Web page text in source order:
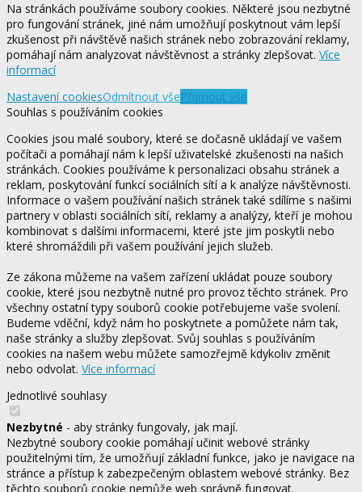
Na stránkách používáme soubory cookies. Některé jsou nezbytné
pro fungování stránek, jiné nám umožňují poskytnout vám lepší
zkušenost při návštěvě našich stránek nebo zobrazování reklamy,
pomáhají nám analyzovat návštěvnost a stránky zlepšovat. Více
informací
Nastavení cookiesOdmítnout všePřijmout vše
Souhlas s používáním cookies
Cookies jsou malé soubory, které se dočasně ukládají ve vašem
počítači a pomáhají nám k lepší uživatelské zkušenosti na našich
stránkách. Cookies používáme k personalizaci obsahu stránek a
reklam, poskytování funkcí sociálních sítí a k analýze návštěvnosti.
Informace o vašem používání našich stránek také sdílíme s našimi
partnery v oblasti sociálních sítí, reklamy a analýzy, kteří je mohou
kombinovat s dalšími informacemi, které jste jim poskytli nebo
které shromáždili při vašem používání jejich služeb.
Ze zákona můžeme na vašem zařízení ukládat pouze soubory
cookie, které jsou nezbytně nutné pro provoz těchto stránek. Pro
všechny ostatní typy souborů cookie potřebujeme vaše svolení.
Budeme vděční, když nám ho poskytnete a pomůžete nám tak,
naše stránky a služby zlepšovat. Svůj souhlas s používáním
cookies na našem webu můžete samozřejmě kdykoliv změnit
nebo odvolat. Více informací
Jednotlivé souhlasy
Nezbytné - aby stránky fungovaly, jak mají.
Nezbytné soubory cookie pomáhají učinit webové stránky
použitelnými tím, že umožňují základní funkce, jako je navigace na
stránce a přístup k zabezpečeným oblastem webové stránky. Bez
těchto souborů cookie nemůže web správně fungovat.